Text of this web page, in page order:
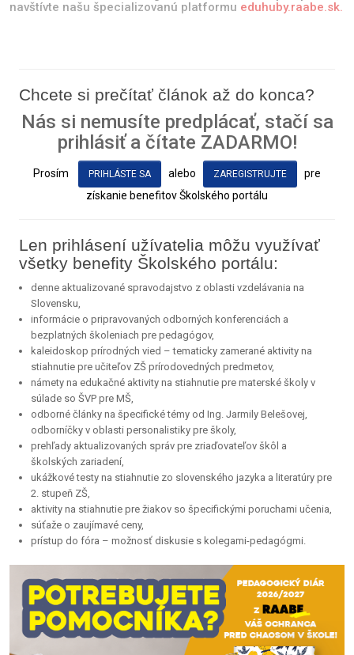
navštívte našu špecializovanú platformu eduhuby.raabe.sk.
Chcete si prečítať článok až do konca?
Nás si nemusíte predplácať, stačí sa
prihlásiť a čítate ZADARMO!
Prosím PRIHLÁSTE SA alebo ZAREGISTRUJTE
pre
získanie benefitov Školského portálu
Len prihlásení užívatelia môžu využívať
všetky benefity Školského portálu:
denne aktualizované spravodajstvo z oblasti vzdelávania na
Slovensku,
informácie o pripravovaných odborných konferenciách a
bezplatných školeniach pre pedagógov,
kaleidoskop prírodných vied – tematicky zamerané aktivity na
stiahnutie pre učiteľov ZŠ prírodovedných predmetov,
námety na edukačné aktivity na stiahnutie pre materské školy v
súlade so ŠVP pre MŠ,
odborné články na špecifické témy od Ing. Jarmily Belešovej,
odborníčky v oblasti personalistiky pre školy,
prehľady aktualizovaných správ pre zriaďovateľov škôl a
školských zariadení,
ukážkové testy na stiahnutie zo slovenského jazyka a literatúry pre
2. stupeň ZŠ,
aktivity na stiahnutie pre žiakov so špecifickými poruchami učenia,
súťaže o zaujímavé ceny,
prístup do fóra – možnosť diskusie s kolegami-pedagógmi.